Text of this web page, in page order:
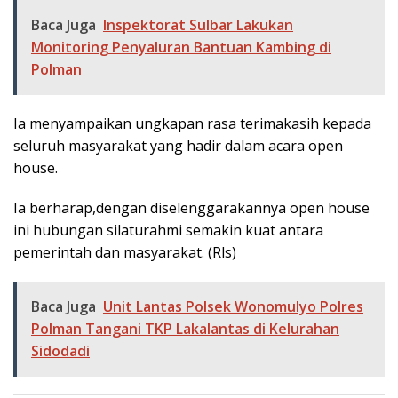
Baca Juga Inspektorat Sulbar Lakukan
Monitoring Penyaluran Bantuan Kambing di
Polman
Ia menyampaikan ungkapan rasa terimakasih kepada
seluruh masyarakat yang hadir dalam acara open
house.
Ia berharap,dengan diselenggarakannya open house
ini hubungan silaturahmi semakin kuat antara
pemerintah dan masyarakat. (Rls)
Baca Juga Unit Lantas Polsek Wonomulyo Polres
Polman Tangani TKP Lakalantas di Kelurahan
Sidodadi